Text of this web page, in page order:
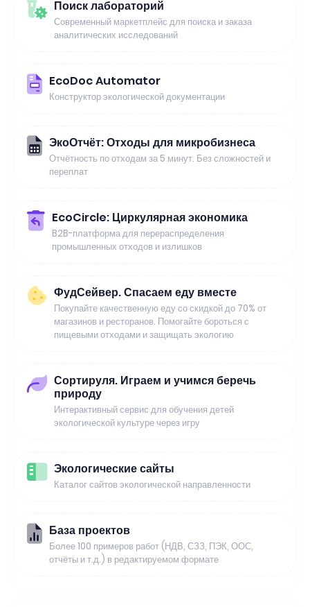
Поиск лабораторий
Современный маркетплейс для поиска и заказа
аналитических исследований
EcoDoc Automator
Конструктор экологической документации
ЭкоОтчёт: Отходы для микробизнеса
Отчётность по отходам за 5 минут. Без сложностей и
переплат
EcoCircle: Циркулярная экономика
B2B-платформа для перераспределения
промышленных отходов и излишков
ФудСейвер. Спасаем еду вместе
Покупайте качественную еду со скидкой до 70% от
магазинов и ресторанов. Помогайте бороться с
пищевыми отходами и защищать экологию
Сортируля. Играем и учимся беречь
природу
Интерактивный сервис для обучения детей
экологической культуре через игру
Экологические сайты
Каталог сайтов экологической направленности
База проектов
Более 100 примеров работ (НДВ, СЗЗ, ПЭК, ООС,
отчёты и т.д.) в редактируемом формате